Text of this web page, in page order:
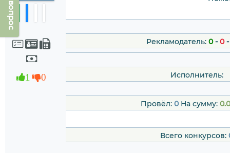
1 0
Рекламодатель: 0-0
Исполнитель:
Провёл: 0На сумму:
Всего конкурсов: